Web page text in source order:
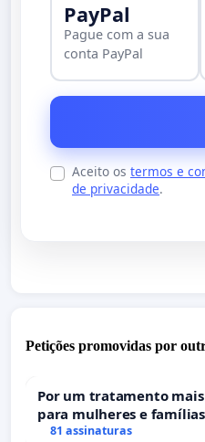
PayPal
Pague com a sua
conta PayPal
Aceito os termos e
de privacidade.
Petições promovidas por
Por um tratamento
para mulheres e
uma perda gestacional
81 assinaturas